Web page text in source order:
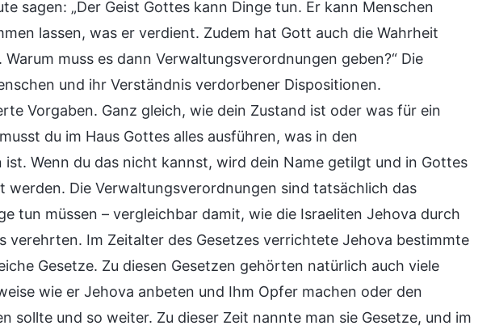
sagen: „Der Geist Gottes kann Dinge tun. Er kann Menschen
lassen, was er verdient. Zudem hat Gott auch die Wahrheit
muss es dann Verwaltungsverordnungen geben?“ Die
und ihr Verständnis verdorbener Dispositionen.
Vorgaben. Ganz gleich, wie dein Zustand ist oder was für ein
du im Haus Gottes alles ausführen, was in den
Wenn du das nicht kannst, wird dein Name getilgt und in Gottes
werden. Die Verwaltungsverordnungen sind tatsächlich das
tun müssen – vergleichbar damit, wie die Israeliten Jehova durch
verehrten. Im Zeitalter des Gesetzes verrichtete Jehova bestimmte
Gesetze. Zu diesen Gesetzen gehörten natürlich auch viele
wie er Jehova anbeten und Ihm Opfer machen oder den
sollte und so weiter. Zu dieser Zeit nannte man sie Gesetze, und im